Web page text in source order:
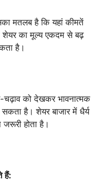
मतलब है कि यहां कीमतें
का मूल्य एकदम से बढ़
है।
को देखकर भावनात्मक
है। शेयर बाजार में धैर्य
होता है।
हैं: